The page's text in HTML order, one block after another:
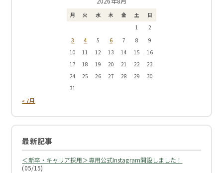
月 火 水 木 金 土
日
1
2
3 4 5 6 7 8
9
10
11 12 13 14 15
16
17
18 19 20 21 22
23
24
25 26 27 28 29
30
31
« 7月
最新記事
＜新卒・キャリア採用＞専用公式Instagram開設しました！
(05/15)